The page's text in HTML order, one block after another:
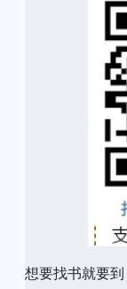
想要找书就要到